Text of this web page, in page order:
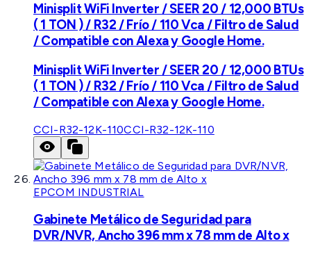
Minisplit WiFi Inverter / SEER 20 / 12,000 BTUs
( 1 TON ) / R32 / Frío / 110 Vca / Filtro de Salud
/ Compatible con Alexa y Google Home.
Minisplit WiFi Inverter / SEER 20 / 12,000 BTUs
( 1 TON ) / R32 / Frío / 110 Vca / Filtro de Salud
/ Compatible con Alexa y Google Home.
CCI-R32-12K-110CCI-R32-12K-110
EPCOM INDUSTRIAL
Gabinete Metálico de Seguridad para
DVR/NVR, Ancho 396 mm x 78 mm de Alto x